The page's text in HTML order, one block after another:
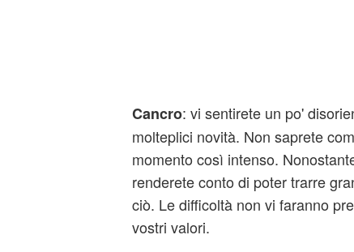
Cancro: vi sentirete un po'
molteplici novità. Non saprete
momento così intenso.
renderete conto di poter trarre
ciò. Le difficoltà non vi faranno
vostri valori.